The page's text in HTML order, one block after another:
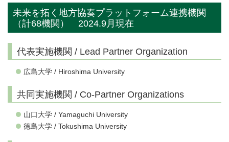
未来を拓く地方協奏プラットフォーム連携機関
（計68機関） 2024.9月現在
代表実施機関 / Lead Partner Organization
広島大学 / Hiroshima University
共同実施機関 / Co-Partner Organizations
山口大学 / Yamaguchi University
徳島大学 / Tokushima University